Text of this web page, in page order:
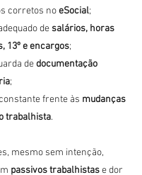
corretos no eSocial;
de salários, horas
13º e encargos;
de documentação
;
frente às mudanças
trabalhista.
mesmo sem intenção,
passivos trabalhistas e dor